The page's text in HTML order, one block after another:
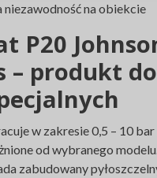
na obiekcie
P20
– produkt do
w zakresie 0,5 – 10
od wybranego
zabudowany